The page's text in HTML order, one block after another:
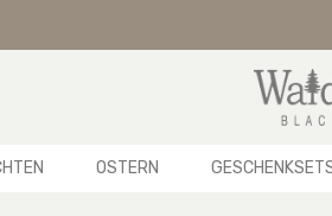
OSTERN